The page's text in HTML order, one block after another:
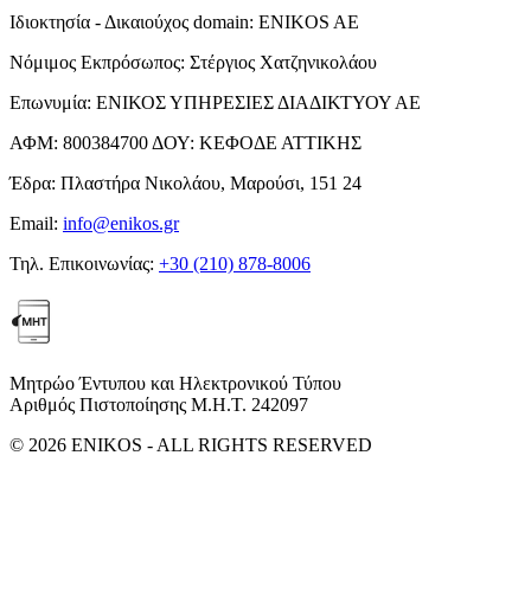
Ιδιοκτησία - Δικαιούχος domain: ENIKOS AE
Νόμιμος Εκπρόσωπος: Στέργιος Χατζηνικολάου
Επωνυμία: ΕΝΙΚΟΣ ΥΠΗΡΕΣΙΕΣ ΔΙΑΔΙΚΤΥΟΥ ΑΕ
ΑΦΜ: 800384700 ΔΟΥ: ΚΕΦΟΔΕ ΑΤΤΙΚΗΣ
Έδρα: Πλαστήρα Νικολάου, Μαρούσι, 151 24
Email: info@enikos.gr
Τηλ. Επικοινωνίας: +30 (210) 878-8006
Μητρώο Έντυπου και Ηλεκτρονικού Τύπου
Αριθμός Πιστοποίησης Μ.Η.Τ. 242097
© 2026 ENIKOS - ALL RIGHTS RESERVED